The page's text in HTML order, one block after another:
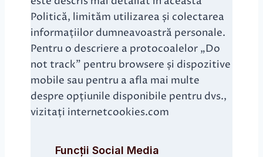
Politică, limităm utilizarea și colectarea
informațiilor dumneavoastră personale.
Pentru o descriere a protocoalelor „Do
not track” pentru browsere și dispozitive
mobile sau pentru a afla mai multe
despre opțiunile disponibile pentru dvs.,
vizitați internetcookies.com
Funcții Social Media